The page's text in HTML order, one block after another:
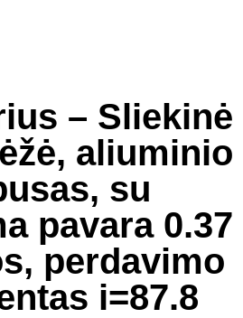
– Sliekinė
aliuminio
su
pavara 0.37
perdavimo
i=87.8